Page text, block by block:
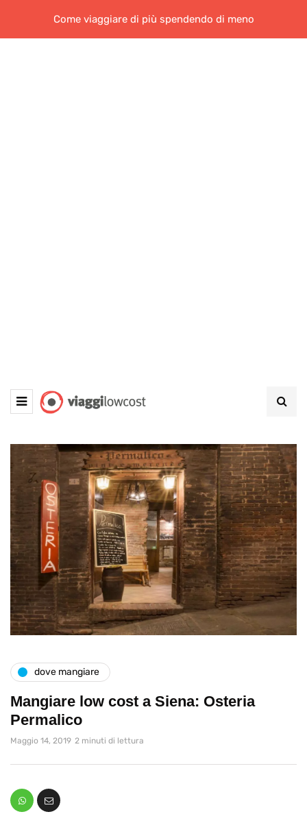
Come viaggiare di più spendendo di meno
dove mangiare
Mangiare low cost a Siena: Osteria
Permalico
Maggio 14, 2019 2 minuti di lettura